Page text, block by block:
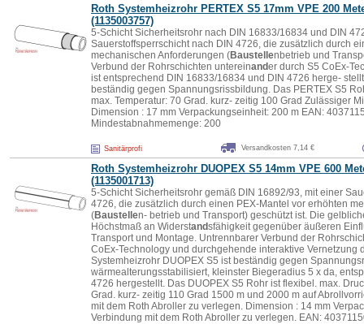
Roth Systemheizrohr PERTEX S5 17mm VPE 200
(1135003757)
5-Schicht Sicherheitsrohr nach DIN 16833/16834 und DIN
Sauerstoffsperrschicht nach DIN 4726, die zusätzlich durch
mechanischen Anforderungen (Baustellenbetrieb und
Verbund der Rohrschichten untereinander durch S5 CoEx-
ist entsprechend DIN 16833/16834 und DIN 4726 herge-
beständig gegen Spannungsrissbildung. Das PERTEX S5
max. Temperatur: 70 Grad. kurz- zeitig 100 Grad Zulässiger
Dimension : 17 mm Verpackungseinheit: 200 m EAN:
Mindestabnahmemenge: 200
Sanitärprofi Versandkosten 7,14 €
Roth Systemheizrohr DUOPEX S5 14mm VPE 600
(1135001713)
5-Schicht Sicherheitsrohr gemäß DIN 16892/93, mit einer
4726, die zusätzlich durch einen PEX-Mantel vor erhöhten
(Baustellen- betrieb und Transport) geschützt ist. Die
Höchstmaß an Widerstandsfähigkeit gegenüber äußeren
Transport und Montage. Untrennbarer Verbund der
CoEx-Technology und durchgehende interaktive Vernetzung
Systemheizrohr DUOPEX S5 ist beständig gegen
wärmealterungsstabilisiert, kleinster Biegeradius 5 x da,
4726 hergestellt. Das DUOPEX S5 Rohr ist flexibel. max.
Grad. kurz- zeitig 110 Grad 1500 m und 2000 m auf
mit dem Roth Abroller zu verlegen. Dimension : 14 mm
Verbindung mit dem Roth Abroller zu verlegen. EAN: